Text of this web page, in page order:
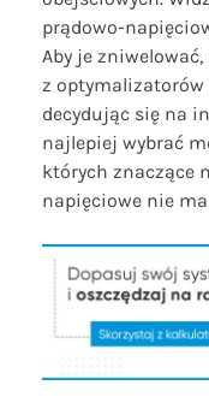
prądowo-
Aby je
z optymalizatorów
decydując się na
najlepiej wybrać
których znaczące
napięciowe nie